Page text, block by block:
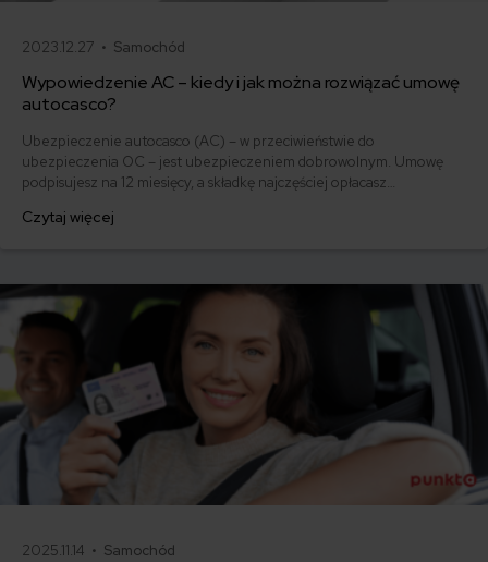
2023.12.27 • Samochód
Wypowiedzenie AC – kiedy i jak można rozwiązać umowę
autocasco?
Ubezpieczenie autocasco (AC) – w przeciwieństwie do
ubezpieczenia OC – jest ubezpieczeniem dobrowolnym. Umowę
podpisujesz na 12 miesięcy, a składkę najczęściej opłacasz
ofertę lub zdecydowałeś się sprzedać samochód w trakcie trwania
Czytaj więcej
2025.11.14 • Samochód